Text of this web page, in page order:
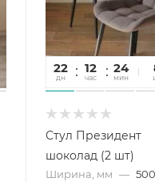
22
дн
12
час
24
мин
Стул Президент
шоколад (2 шт)
Ширина, мм — 500